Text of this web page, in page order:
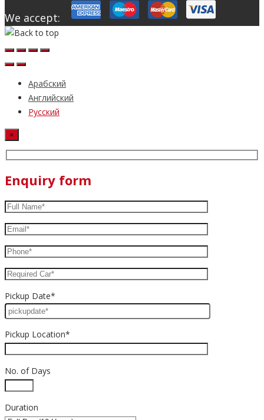
We accept:
Арабский
Английский
Русский
×
Enquiry form
Pickup Date*
Pickup Location*
No. of Days
Duration